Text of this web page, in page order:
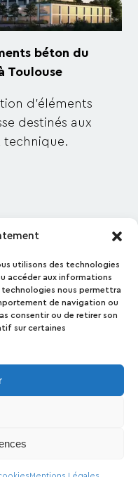
utilisons des technologies
accéder aux informations
nous permettra
de navigation ou
consentir ou de retirer son
sur certaines
béton du
Toulouse
d’éléments
destinés aux